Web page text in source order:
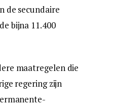
de secundaire
bijna 11.400
maatregelen die
regering zijn